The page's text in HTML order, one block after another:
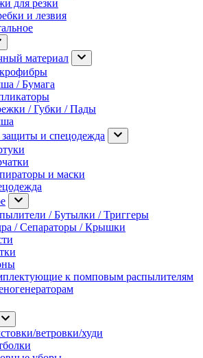
для резки
и лезвия
материал
/ Бумага
/ Губки / Пады
защиты и спецодежда
и маски
/ Бутылки / Триггеры
/ Сепараторы / Крышки
к помповым распылителям
ветровки/худи